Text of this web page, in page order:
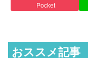
Pocket
おススメ記事